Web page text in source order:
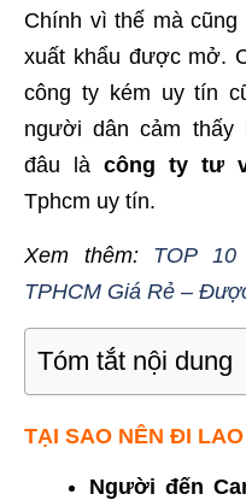
Chính vì thế mà
xuất khẩu được mở.
công ty kém uy tín
người dân cảm thấy
đâu làcông ty tư
Tphcm uy tín.
Xem thêm: TOP
TPHCM Giá Rẻ –
Tóm tắt nội dung
TẠI SAO NÊN ĐI
Người đến